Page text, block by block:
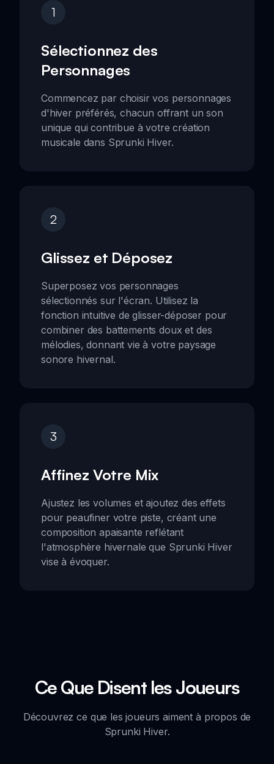
1
Sélectionnez des
Personnages
Commencez par choisir vos personnages
d'hiver préférés, chacun offrant un son
unique qui contribue à votre création
musicale dans Sprunki Hiver.
2
Glissez et Déposez
Superposez vos personnages
sélectionnés sur l'écran. Utilisez la
fonction intuitive de glisser-déposer pour
combiner des battements doux et des
mélodies, donnant vie à votre paysage
sonore hivernal.
3
Affinez Votre Mix
Ajustez les volumes et ajoutez des effets
pour peaufiner votre piste, créant une
composition apaisante reflétant
l'atmosphère hivernale que Sprunki Hiver
vise à évoquer.
Ce Que Disent les Joueurs
Découvrez ce que les joueurs aiment à propos de
Sprunki Hiver.